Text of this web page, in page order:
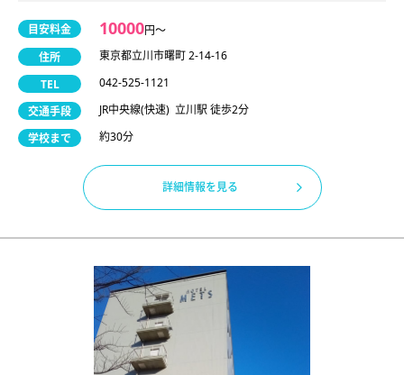
目安料金 10000円〜
住所
東京都立川市曙町 2-14-16
TEL
042-525-1121
交通手段
JR中央線(快速) 立川駅 徒歩2分
学校まで
約30分
詳細情報を見る